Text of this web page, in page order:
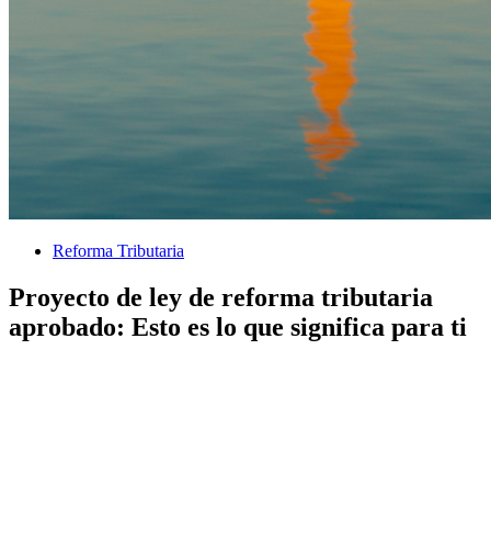
Reforma Tributaria
Proyecto de ley de reforma tributaria
aprobado: Esto es lo que significa para ti